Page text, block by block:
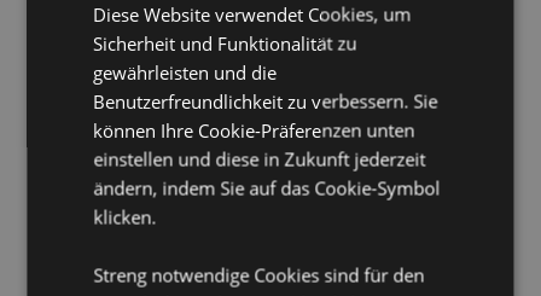
Material:Kunststoff (TPR/PS)
CE/UKCA gekennzeichnet:Ja
Nicht geeignet für:0 - 3 Jahre
EN71:Ja
Produkttressourcen:
Möchten Sie mehr über den Einkauf bei Puckator
Kundeninformationen.
Diese Website verwendet Cookies, um
Sicherheit und Funktionalität zu
gewährleisten und die
Benutzerfreundlichkeit zu verbessern. Sie
können Ihre Cookie-Präferenzen unten
einstellen und diese in Zukunft jederzeit
ändern, indem Sie auf das Cookie-Symbol
klicken.
Streng notwendige Cookies sind für den